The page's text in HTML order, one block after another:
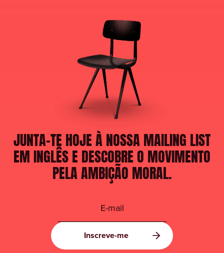
JUNTA-TE HOJE À NOSSA MAILING LIST
EM INGLÊS E DESCOBRE O MOVIMENTO
PELA AMBIÇÃO MORAL.